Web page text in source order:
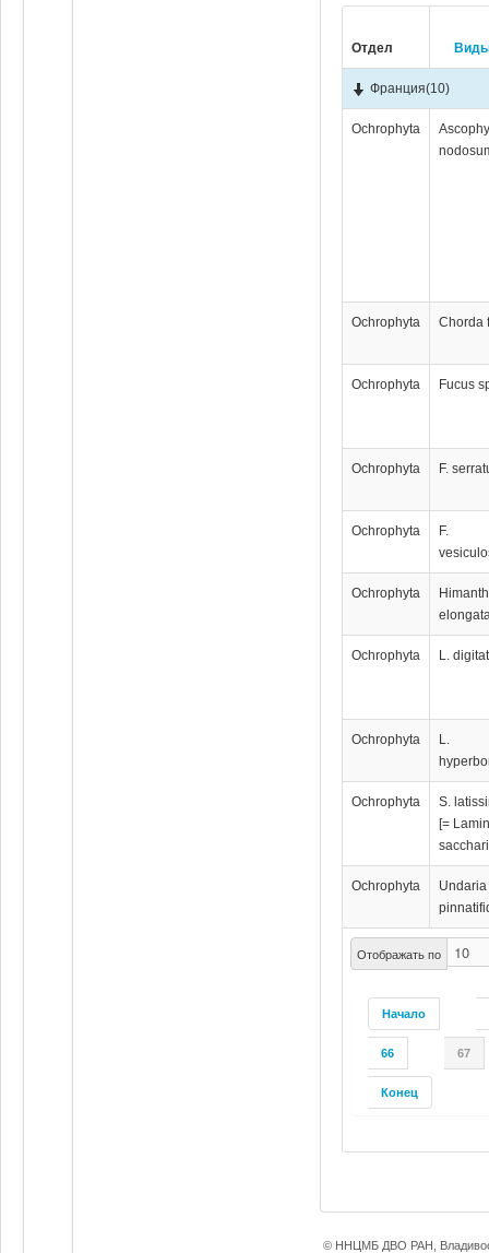
Отдел
Отображать по
Начало
66 67
Конец
Франция(10)
Ochrophyta
Ochrophyta Chorda
Ochrophyta Fucus
Ochrophyta F.
Ochrophyta
F.
Ochrophyta
Ochrophyta L.
Ochrophyta
L.
Ochrophyta
S.
[=
Ochrophyta
Undaria
© ННЦМБ ДВО РАН,